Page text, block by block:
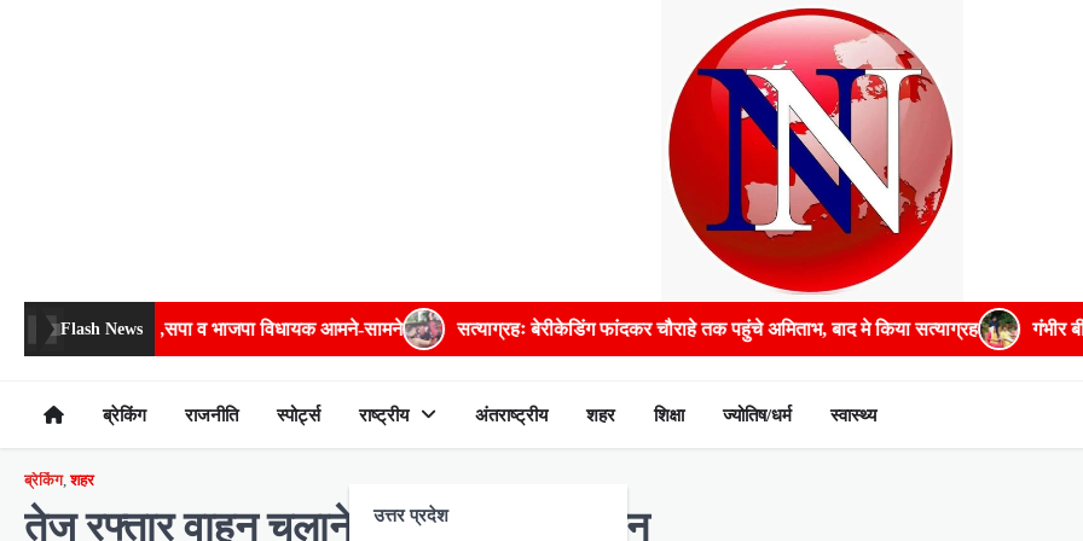
Flash News
व भाजपा विधायक आमने-सामने सत्याग्रहः बेरीकेडिंग फांदकर चौराहे तक पहुंचे अमिताभ, बाद मे किया सत्याग्रह गंभीर बीमारियों के इलाज में
ब्रेकिंग राजनीति स्पोर्ट्स राष्ट्रीय
उत्तर प्रदेश
अंतराष्ट्रीय शहर शिक्षा ज्योतिष/धर्म स्वास्थ्य
ब्रेकिंग,शहर
तेज रफ्तार वाहन चलाने वाले हो जाएं सावधान